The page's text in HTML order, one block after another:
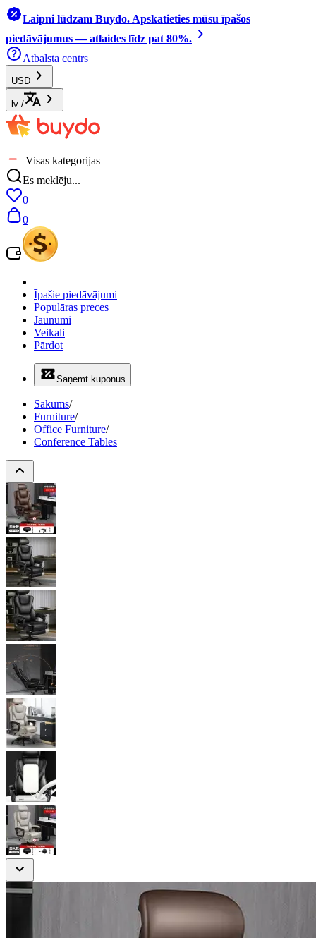
Laipni lūdzam Buydo. Apskatieties mūsu īpašos
piedāvājumus — atlaides līdz pat 80%.
Atbalsta centrs
USD
lv /
Visas kategorijas
Es meklēju...
0
0
Īpašie piedāvājumi
Populāras preces
Jaunumi
Veikali
Pārdot
Saņemt kuponus
Sākums/
Furniture/
Office Furniture/
Conference Tables